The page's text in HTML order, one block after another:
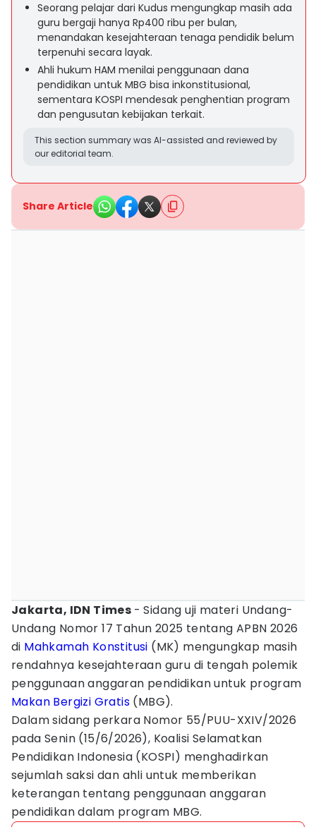
Seorang pelajar dari Kudus mengungkap masih ada
guru bergaji hanya Rp400 ribu per bulan,
menandakan kesejahteraan tenaga pendidik belum
terpenuhi secara layak.
Ahli hukum HAM menilai penggunaan dana
pendidikan untuk MBG bisa inkonstitusional,
sementara KOSPI mendesak penghentian program
dan pengusutan kebijakan terkait.
This section summary was AI-assisted and reviewed by
our editorial team.
Share Article
Jakarta, IDN Times - Sidang uji materi Undang-
Undang Nomor 17 Tahun 2025 tentang APBN 2026
di Mahkamah Konstitusi (MK) mengungkap masih
rendahnya kesejahteraan guru di tengah polemik
penggunaan anggaran pendidikan untuk program
Makan Bergizi Gratis (MBG).
Dalam sidang perkara Nomor 55/PUU-XXIV/2026
pada Senin (15/6/2026), Koalisi Selamatkan
Pendidikan Indonesia (KOSPI) menghadirkan
sejumlah saksi dan ahli untuk memberikan
keterangan tentang penggunaan anggaran
pendidikan dalam program MBG.